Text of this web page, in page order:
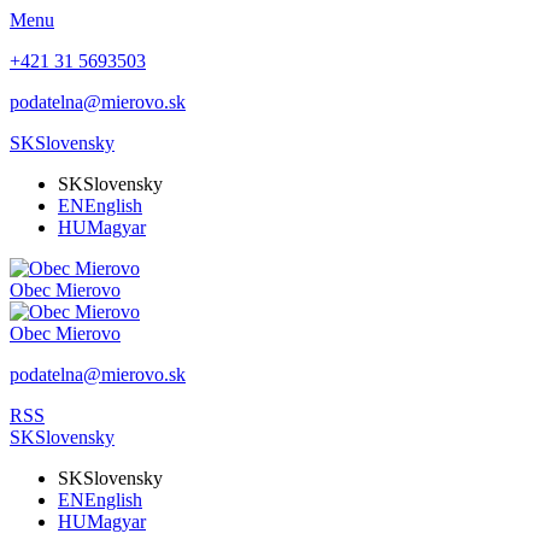
Menu
+421 31 5693503
podatelna@mierovo.sk
SKSlovensky
SKSlovensky
ENEnglish
HUMagyar
Obec Mierovo
Obec Mierovo
podatelna@mierovo.sk
RSS
SKSlovensky
SKSlovensky
ENEnglish
HUMagyar